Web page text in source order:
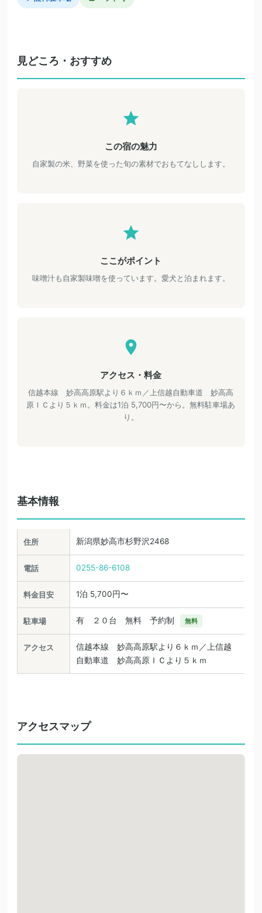
見どころ・おすすめ
この宿の魅力
自家製の米、野菜を使った旬の素材でおもてなしします。
ここがポイント
味噌汁も自家製味噌を使っています。愛犬と泊まれます。
アクセス・料金
信越本線 妙高高原駅より６ｋｍ／上信越自動車道 妙高高
原ＩＣより５ｋｍ。料金は1泊 5,700円〜から。無料駐車場あ
り。
基本情報
住所 新潟県妙高市杉野沢2468
電話 0255-86-6108
料金目安 1泊 5,700円〜
駐車場 有 ２０台 無料 予約制 無料
アクセス
信越本線 妙高高原駅より６ｋｍ／上信越
自動車道 妙高高原ＩＣより５ｋｍ
アクセスマップ